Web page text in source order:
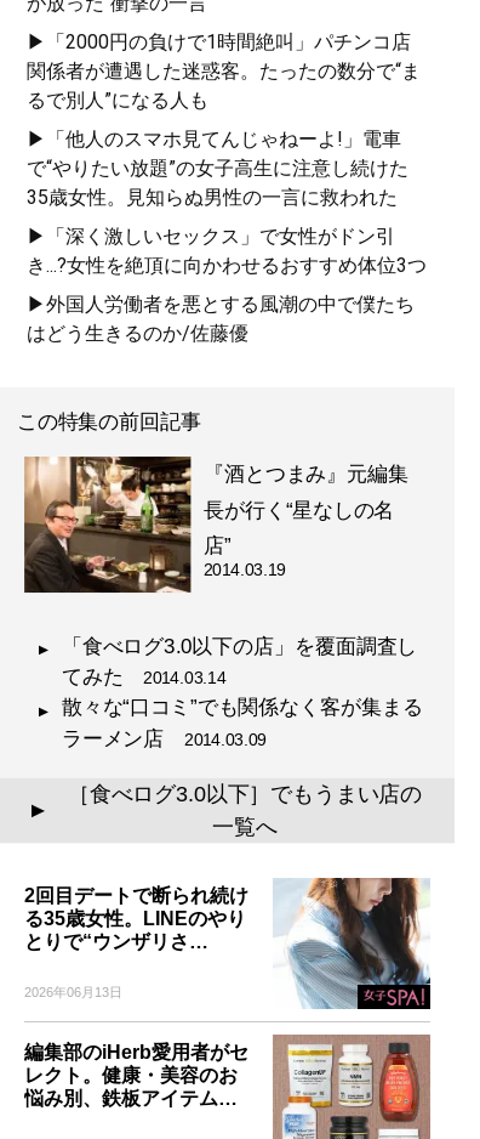
▶「2000円の負けで1時間絶叫」パチンコ店
関係者が遭遇した迷惑客。たったの数分で“ま
るで別人”になる人も
▶「他人のスマホ見てんじゃねーよ!」電車
で“やりたい放題”の女子高生に注意し続けた
35歳女性。見知らぬ男性の一言に救われた
▶「深く激しいセックス」で女性がドン引
き...?女性を絶頂に向かわせるおすすめ体位3つ
▶外国人労働者を悪とする風潮の中で僕たち
はどう生きるのか/佐藤優
この特集の前回記事
『酒とつまみ』元編集
長が行く“星なしの名
店”
2014.03.19
「食べログ3.0以下の店」を覆面調査し
てみた
2014.03.14
散々な“口コミ”でも関係なく客が集まる
ラーメン店 2014.03.09
▲
［食べログ3.0以下］でもうまい店の
一覧へ
2回目デートで断られ続け
る35歳女性。LINEのやり
とりで“ウンザリさ…
2026年06月13日
編集部のiHerb愛用者がセ
レクト。健康・美容のお
悩み別、鉄板アイテム…